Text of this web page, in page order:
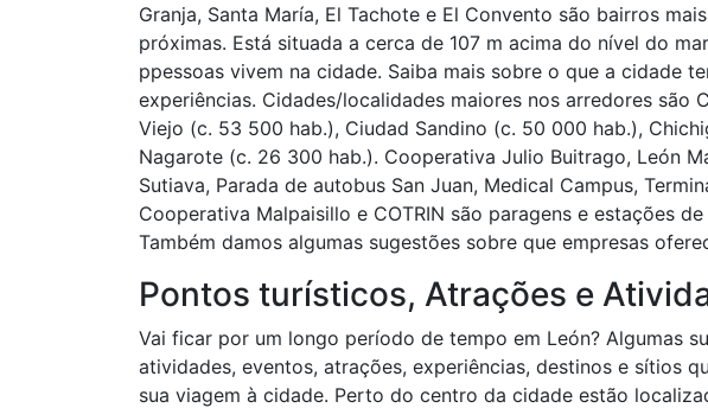
Granja, Santa María, El Tachote e El Convento são bairros
próximas. Está situada a cerca de 107 m acima do nível do
ppessoas vivem na cidade. Saiba mais sobre o que a cidade
experiências. Cidades/localidades maiores nos arredores são
Viejo (c. 53 500 hab.), Ciudad Sandino (c. 50 000 hab.),
Nagarote (c. 26 300 hab.). Cooperativa Julio Buitrago, León
Sutiava, Parada de autobus San Juan, Medical Campus,
Cooperativa Malpaisillo e COTRIN são paragens e estações
Também damos algumas sugestões sobre que empresas
Pontos turísticos, Atrações e
Vai ficar por um longo período de tempo em León? Algumas
atividades, eventos, atrações, experiências, destinos e sítios
sua viagem à cidade. Perto do centro da cidade estão